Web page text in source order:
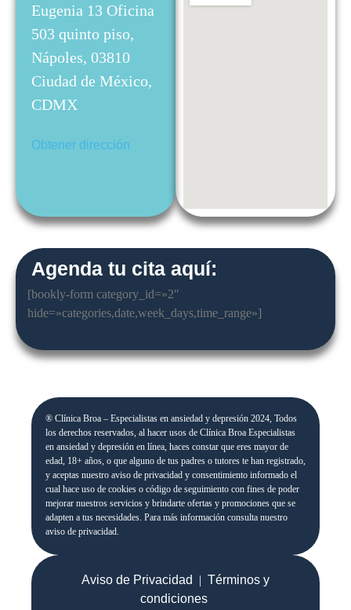
Eugenia 13 Oficina
503 quinto piso,
Nápoles, 03810
Ciudad de México,
CDMX
Obtener dirección
Agenda tu cita aquí:
[bookly-form category_id=»2″
hide=»categories,date,week_days,time_range»]
Aviso de Privacidad | Términos y
condiciones
® Clínica Broa – Especialistas en ansiedad y depresión 2024, Todos
los derechos reservados, al hacer usos de Clínica Broa Especialistas
en ansiedad y depresión en línea, haces constar que eres mayor de
edad, 18+ años, o que alguno de tus padres o tutores te han registrado,
y aceptas nuestro aviso de privacidad y consentimiento informado el
cual hace uso de cookies o código de seguimiento con fines de poder
mejorar nuestros servicios y brindarte ofertas y promociones que se
adapten a tus necesidades. Para más información consulta nuestro
aviso de privacidad.